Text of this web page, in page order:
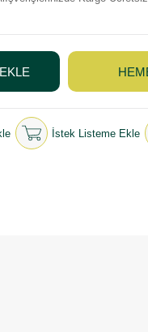
İstek Listeme Ekle